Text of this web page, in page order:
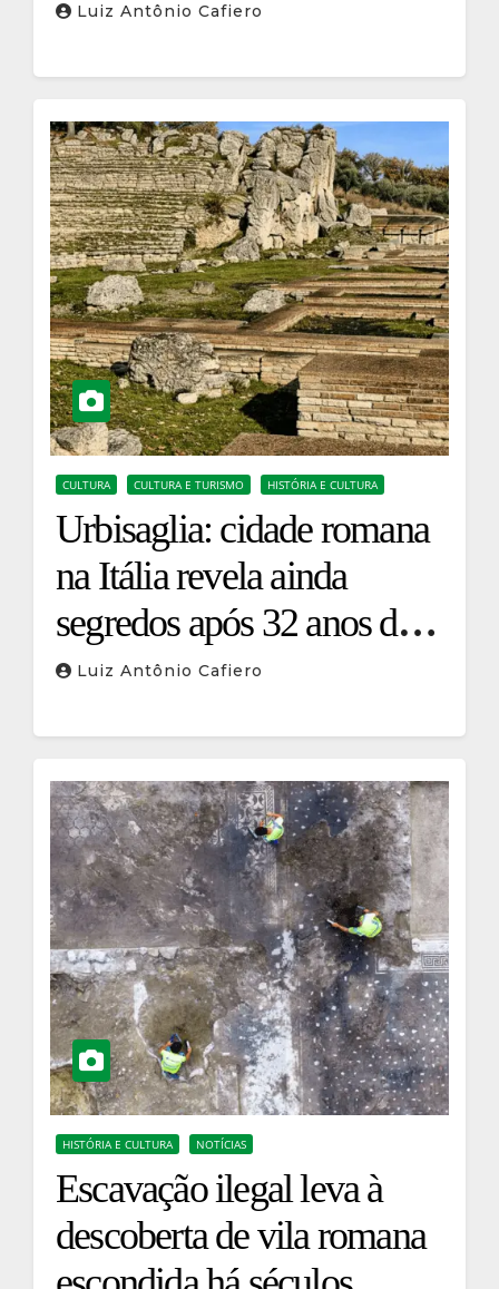
Luiz Antônio Cafiero
CULTURA CULTURA E TURISMO HISTÓRIA E CULTURA
Urbisaglia: cidade romana
na Itália revela ainda
segredos após 32 anos de
escavações
Luiz Antônio Cafiero
HISTÓRIA E CULTURA NOTÍCIAS
Escavação ilegal leva à
descoberta de vila romana